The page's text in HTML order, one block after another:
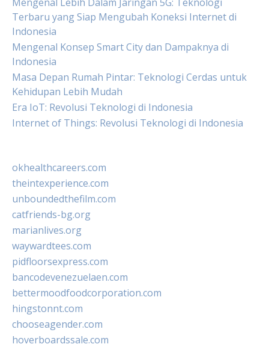
Terbaru yang Siap Mengubah Koneksi Internet di
Indonesia
Mengenal Konsep Smart City dan Dampaknya di
Indonesia
Masa Depan Rumah Pintar: Teknologi Cerdas untuk
Kehidupan Lebih Mudah
Era IoT: Revolusi Teknologi di Indonesia
Internet of Things: Revolusi Teknologi di Indonesia
okhealthcareers.com
theintexperience.com
unboundedthefilm.com
catfriends-bg.org
marianlives.org
waywardtees.com
pidfloorsexpress.com
bancodevenezuelaen.com
bettermoodfoodcorporation.com
hingstonnt.com
chooseagender.com
hoverboardssale.com